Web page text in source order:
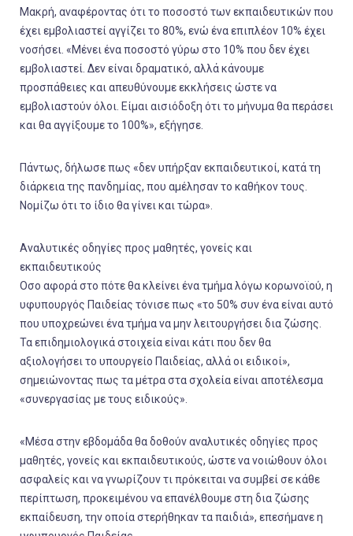
Μακρή, αναφέροντας ότι το ποσοστό των εκπαιδευτικών που
έχει εμβολιαστεί αγγίζει το 80%, ενώ ένα επιπλέον 10% έχει
νοσήσει. «Μένει ένα ποσοστό γύρω στο 10% που δεν έχει
εμβολιαστεί. Δεν είναι δραματικό, αλλά κάνουμε
προσπάθειες και απευθύνουμε εκκλήσεις ώστε να
εμβολιαστούν όλοι. Είμαι αισιόδοξη ότι το μήνυμα θα περάσει
και θα αγγίξουμε το 100%», εξήγησε.
Πάντως, δήλωσε πως «δεν υπήρξαν εκπαιδευτικοί, κατά τη
διάρκεια της πανδημίας, που αμέλησαν το καθήκον τους.
Νομίζω ότι το ίδιο θα γίνει και τώρα».
Αναλυτικές οδηγίες προς μαθητές, γονείς και
εκπαιδευτικούς
Οσο αφορά στο πότε θα κλείνει ένα τμήμα λόγω κορωνοϊού, η
υφυπουργός Παιδείας τόνισε πως «το 50% συν ένα είναι αυτό
που υποχρεώνει ένα τμήμα να μην λειτουργήσει δια ζώσης.
Τα επιδημιολογικά στοιχεία είναι κάτι που δεν θα
αξιολογήσει το υπουργείο Παιδείας, αλλά οι ειδικοί»,
σημειώνοντας πως τα μέτρα στα σχολεία είναι αποτέλεσμα
«συνεργασίας με τους ειδικούς».
«Μέσα στην εβδομάδα θα δοθούν αναλυτικές οδηγίες προς
μαθητές, γονείς και εκπαιδευτικούς, ώστε να νοιώθουν όλοι
ασφαλείς και να γνωρίζουν τι πρόκειται να συμβεί σε κάθε
περίπτωση, προκειμένου να επανέλθουμε στη δια ζώσης
εκπαίδευση, την οποία στερήθηκαν τα παιδιά», επεσήμανε η